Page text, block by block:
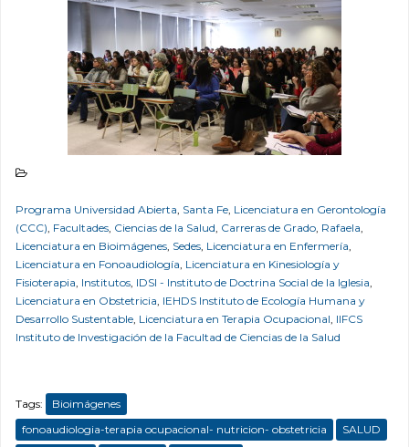
Programa Universidad Abierta, Santa Fe, Licenciatura en Gerontología
(CCC), Facultades, Ciencias de la Salud, Carreras de Grado, Rafaela,
Licenciatura en Bioimágenes, Sedes, Licenciatura en Enfermería,
Licenciatura en Fonoaudiología, Licenciatura en Kinesiología y
Fisioterapia, Institutos, IDSI - Instituto de Doctrina Social de la Iglesia,
Licenciatura en Obstetricia, IEHDS Instituto de Ecología Humana y
Desarrollo Sustentable, Licenciatura en Terapia Ocupacional, IIFCS
Instituto de Investigación de la Facultad de Ciencias de la Salud
Tags:
Bioimágenes
fonoaudiologia-terapia ocupacional- nutricion- obstetricia
SALUD